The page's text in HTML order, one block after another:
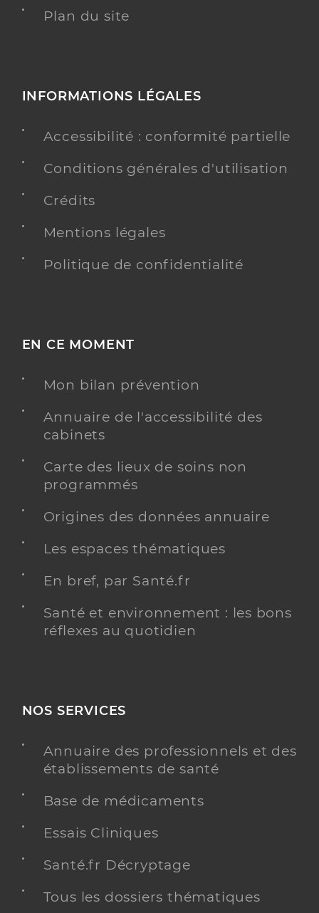
Plan du site
INFORMATIONS LÉGALES
Accessibilité : conformité partielle
Conditions générales d'utilisation
Crédits
Mentions légales
Politique de confidentialité
EN CE MOMENT
Mon bilan prévention
Annuaire de l'accessibilité des
cabinets
Carte des lieux de soins non
programmés
Origines des données annuaire
Les espaces thématiques
En bref, par Santé.fr
Santé et environnement : les bons
réflexes au quotidien
NOS SERVICES
Annuaire des professionnels et des
établissements de santé
Base de médicaments
Essais Cliniques
Santé.fr Décryptage
Tous les dossiers thématiques